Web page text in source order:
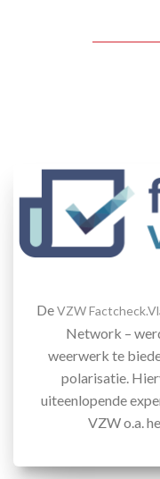
DeVZW
Network –
weerwerk te
polarisatie.
uiteenlopende
VZW o.a.